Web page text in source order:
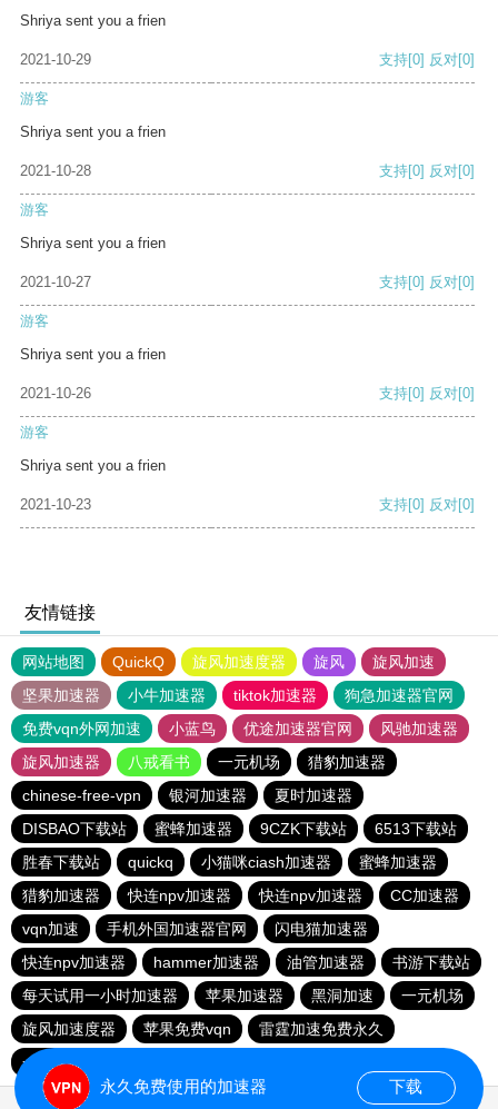
Shriya sent you a frien
2021-10-29 支持[0] 反对[0]
游客
Shriya sent you a frien
2021-10-28 支持[0] 反对[0]
游客
Shriya sent you a frien
2021-10-27 支持[0] 反对[0]
游客
Shriya sent you a frien
2021-10-26 支持[0] 反对[0]
游客
Shriya sent you a frien
2021-10-23 支持[0] 反对[0]
友情链接
网站地图 QuickQ 旋风加速度器 旋风
旋风加速
坚果加速器
小牛加速器 tiktok加速器
狗急加速器官网
免费vqn外网加速
小蓝鸟 优途加速器官网
风驰加速器
旋风加速器
八戒看书 一元机场
猎豹加速器
chinese-free-vpn
银河加速器
夏时加速器
DISBAO下载站
蜜蜂加速器 9CZK下载站
6513下载站
胜春下载站
quickq 小猫咪ciash加速器
蜜蜂加速器
猎豹加速器
快连npv加速器 快连npv加速器
CC加速器
vqn加速
手机外国加速器官网
闪电猫加速器
快连npv加速器
hammer加速器 油管加速器
书游下载站
每天试用一小时加速器
苹果加速器 黑洞加速
一元机场
旋风加速度器
苹果免费vqn
雷霆加速免费永久
一元机场
永久免费使用的加速器 下载